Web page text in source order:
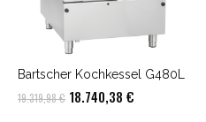
Bartscher Kochkessel G480L
19.319,98€ Ursprünglicher
18.740,38 €